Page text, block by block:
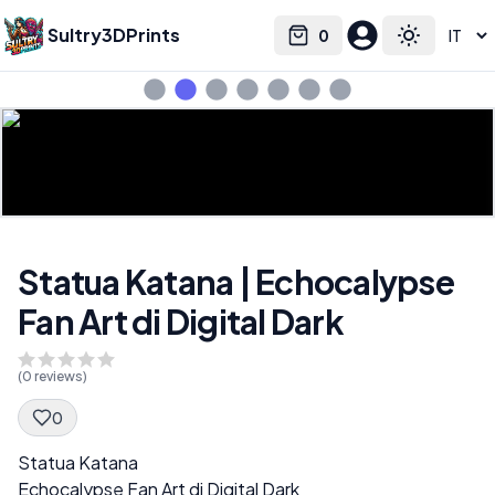
Sultry3DPrints 0
Cart Toggle
Select language
Statua Katana | Echocalypse
Fan Art di Digital Dark
(0 reviews)
0
Spec Description
Statua Katana
Echocalypse Fan Art di Digital Dark